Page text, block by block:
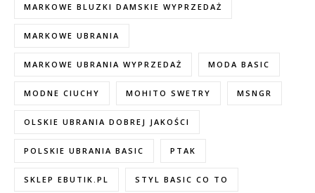
MARKOWE BLUZKI DAMSKIE WYPRZEDAŻ
MARKOWE UBRANIA
MARKOWE UBRANIA WYPRZEDAŻ MODA BASIC
MODNE CIUCHY MOHITO SWETRY MSNGR
OLSKIE UBRANIA DOBREJ JAKOŚCI
POLSKIE UBRANIA BASIC PTAK
SKLEP EBUTIK.PL STYL BASIC CO TO